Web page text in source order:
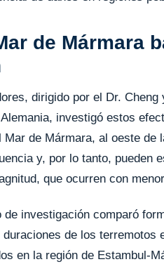
de Mármara
dirigido por el Dr.
investigó estos
Mar de Mármara, al oeste
y, por lo tanto, pueden
que ocurren con
de investigación comparó
de los
en la región de Estambul-